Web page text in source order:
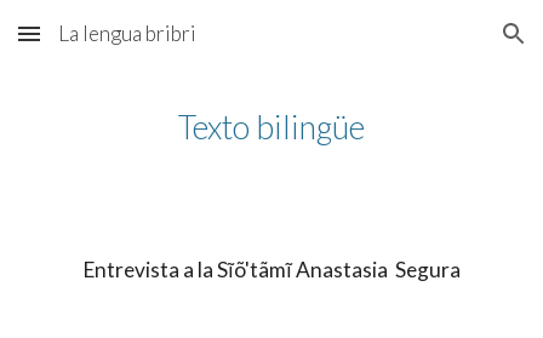
Skip to main content Skip to navigation
La lengua bribri
Texto bilingüe
Entrevista a la Sĩõ'tãmĩ Anastasia  Segura